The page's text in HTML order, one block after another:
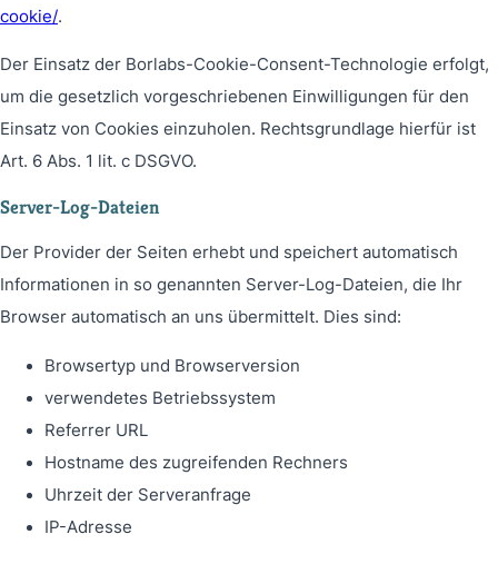
cookie/.
Der Einsatz der Borlabs-Cookie-Consent-Technologie erfolgt,
um die gesetzlich vorgeschriebenen Einwilligungen für den
Einsatz von Cookies einzuholen. Rechtsgrundlage hierfür ist
Art. 6 Abs. 1 lit. c DSGVO.
Server-Log-Dateien
Der Provider der Seiten erhebt und speichert automatisch
Informationen in so genannten Server-Log-Dateien, die Ihr
Browser automatisch an uns übermittelt. Dies sind:
Browsertyp und Browserversion
verwendetes Betriebssystem
Referrer URL
Hostname des zugreifenden Rechners
Uhrzeit der Serveranfrage
IP-Adresse